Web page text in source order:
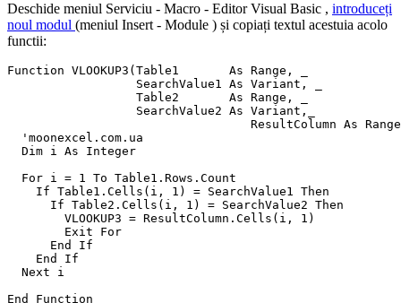
Deschide meniul Serviciu - Macro - Editor Visual Basic , introduceți
noul modul (meniul Insert - Module ) și copiați textul acestuia acolo
functii:
Function VLOOKUP3(Table1       As Range, _
                  SearchValue1 As Variant, _
                  Table2       As Range, _
                  SearchValue2 As Variant,_
  'moonexcel.com.ua
  Dim i As Integer
  For i = 1 To Table1.Rows.Count
    If Table1.Cells(i, 1) = SearchValue1 Then
      If Table2.Cells(i, 1) = SearchValue2 Then
        VLOOKUP3 = ResultColumn.Cells(i, 1)
        Exit For
      End If
    End If
  Next i